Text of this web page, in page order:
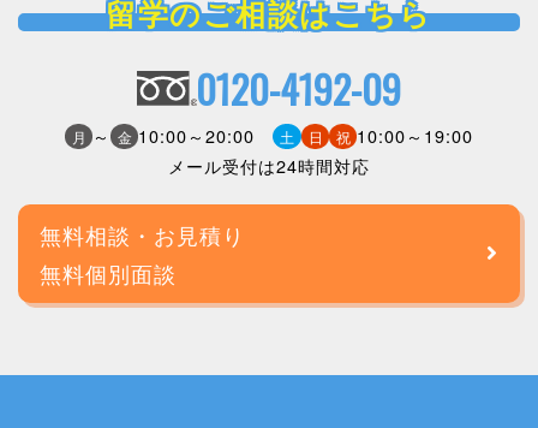
留学のご相談はこちら
0120-4192-09
月 ～ 金 10:00～20:00 土 日 祝 10:00～19:00
メール受付は24時間対応
無料相談・お見積り
無料個別面談